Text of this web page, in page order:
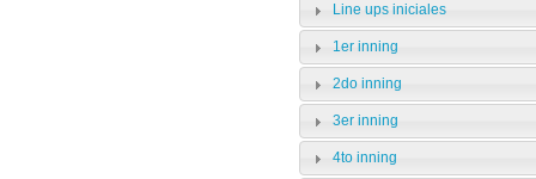
Line ups iniciales
1er inning
2do inning
3er inning
4to inning